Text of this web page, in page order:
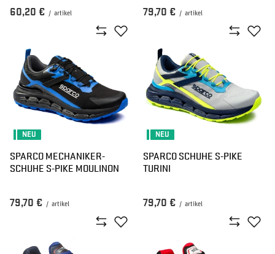
60,20 € / artikel 79,70 € / artikel
NEU
SPARCO MECHANIKER-
SCHUHE S-PIKE MOULINON
79,70 € / artikel
NEU
SPARCO SCHUHE S-PIKE
TURINI
79,70 € / artikel